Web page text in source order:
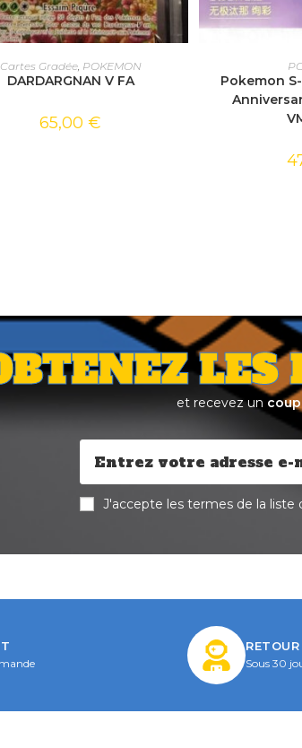
AJOUTER AU PANIER
Cartes Gradée, POKEMON
DARDARGNAN V FA
65,00 €
Pokemon
LES
et recevez un
J'accepte les termes de la liste
Sous 30